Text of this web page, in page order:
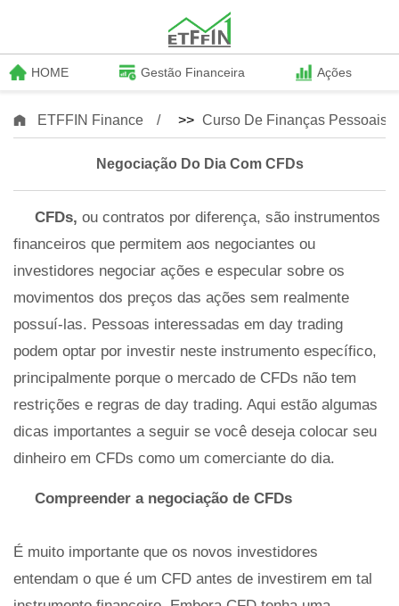
HOME Gestão Financeira Ações
ETFFIN Finance >> Curso De Finanças Pessoais
Negociação Do Dia Com CFDs
CFDs, ou contratos por diferença, são instrumentos
financeiros que permitem aos negociantes ou
investidores negociar ações e especular sobre os
movimentos dos preços das ações sem realmente
possuí-las. Pessoas interessadas em day trading
podem optar por investir neste instrumento específico,
principalmente porque o mercado de CFDs não tem
restrições e regras de day trading. Aqui estão algumas
dicas importantes a seguir se você deseja colocar seu
dinheiro em CFDs como um comerciante do dia.
Compreender a negociação de CFDs
É muito importante que os novos investidores
entendam o que é um CFD antes de investirem em tal